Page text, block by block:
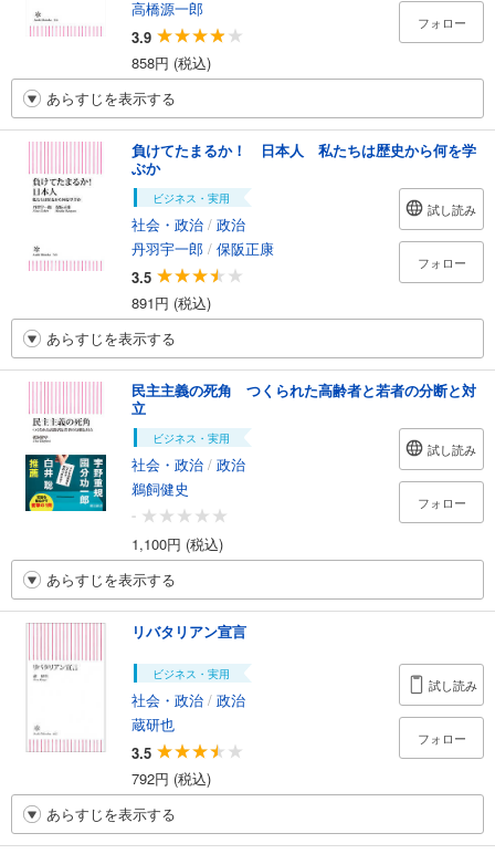
高橋源一郎
3.9
858円 (税込)
フォロー
あらすじを表示する
負けてたまるか！ 日本人 私たちは歴史から何を学
ぶか
ビジネス・実用
社会・政治 / 政治
丹羽宇一郎 / 保阪正康
3.5
891円 (税込)
試し読み
フォロー
あらすじを表示する
民主主義の死角 つくられた高齢者と若者の分断と対
立
ビジネス・実用
社会・政治 / 政治
鵜飼健史
-
1,100円 (税込)
試し読み
フォロー
あらすじを表示する
リバタリアン宣言
ビジネス・実用
社会・政治 / 政治
蔵研也
3.5
792円 (税込)
試し読み
フォロー
あらすじを表示する